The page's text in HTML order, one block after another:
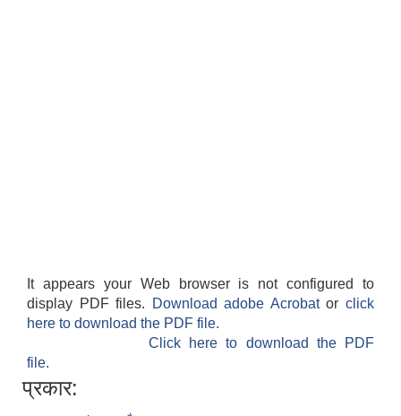
It appears your Web browser is not configured to
display PDF files.
Download adobe Acrobatorclick
here to download the PDF file.
Click here to download the PDF
file.
प्रकार: